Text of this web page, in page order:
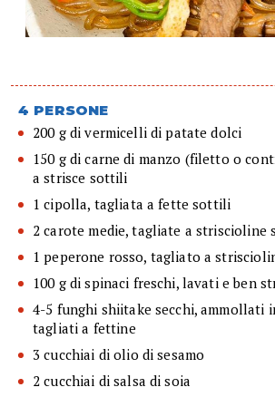
4 PERSONE
200 g di vermicelli di patate dolci
150 g di carne di manzo (filetto o
a strisce sottili
1 cipolla, tagliata a fette sottili
2 carote medie, tagliate a striscioline
1 peperone rosso, tagliato a
100 g di spinaci freschi, lavati e ben
4-5 funghi shiitake secchi, ammollati
tagliati a fettine
3 cucchiai di olio di sesamo
2 cucchiai di salsa di soia